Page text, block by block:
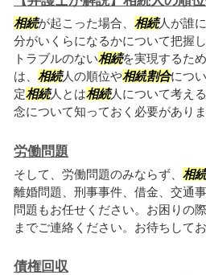
相続が起こった場合、 相続人が誰
分がいくらになるかについて把握
トラブルのない相続を実現するた
は、 相続人の順位や相続割合につ
定相続人とは相続人について考え
念について知っておく必要があり
労働問題
そして、労働問題のみならず、 相続
離婚問題、刑事事件、借金、交通
問題もお任せください。お困りの
までご連絡ください。お待ちしてお
債権回収